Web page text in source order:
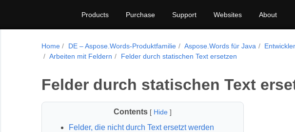
Products Purchase Support Websites About
Home DE – Aspose.Words-Produktfamilie Aspose.Words für Java
Arbeiten mit Feldern
Felder durch statischen Text ersetzen
Felder durch statischen Text
Contents[ Hide ]
Felder, die nicht durch Text ersetzt werden